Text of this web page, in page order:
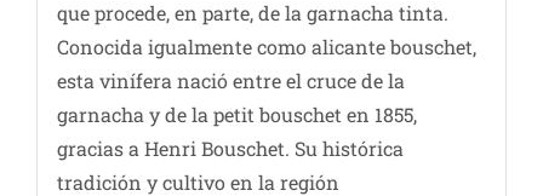
que procede, en parte, de la garnacha tinta.
Conocida igualmente como alicante bouschet,
esta vinífera nació entre el cruce de la
garnacha y de la petit bouschet en 1855,
gracias a Henri Bouschet. Su histórica
tradición y cultivo en la región